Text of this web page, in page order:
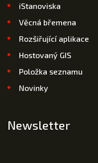
iStanoviska
Věcná břemena
Rozšiřující aplikace
Hostovaný GIS
Položka seznamu
Novinky
Newsletter